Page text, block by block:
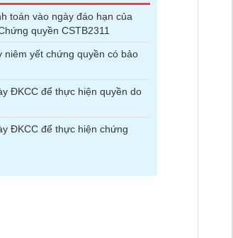
toán vào ngày đáo hạn của
quyền CSTB2311
niêm yết chứng quyền có bảo
ĐKCC để thực hiện quyền do
ĐKCC để thực hiện chứng